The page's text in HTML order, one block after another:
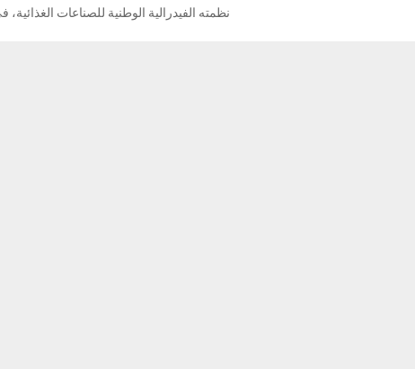
نظمته الفيدرالية الوطنية للصناعات الغذائية،